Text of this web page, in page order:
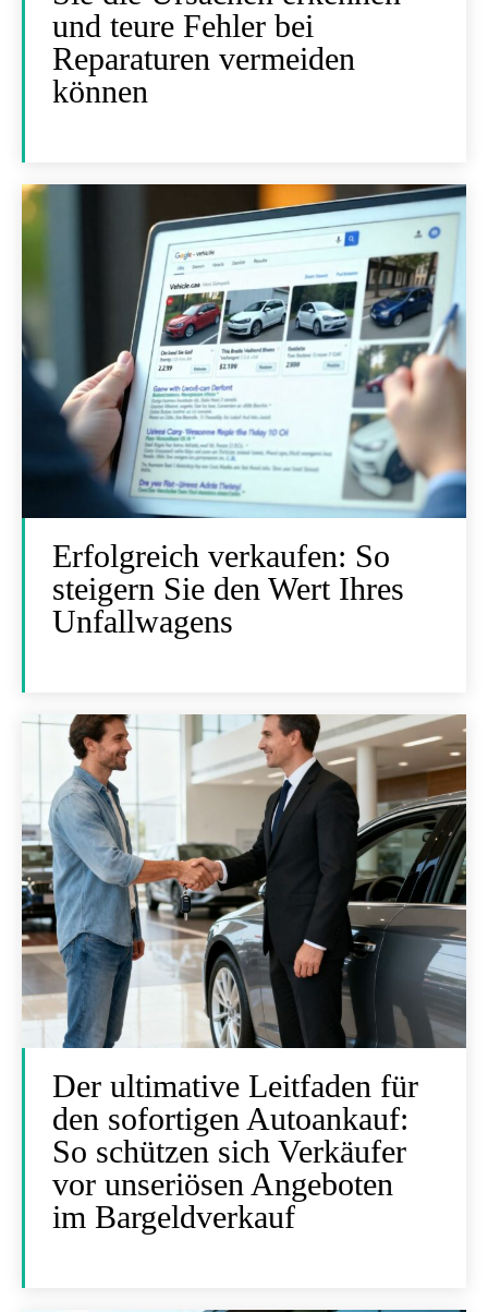
und teure Fehler bei
Reparaturen vermeiden
können
Erfolgreich verkaufen: So
steigern Sie den Wert Ihres
Unfallwagens
Der ultimative Leitfaden für
den sofortigen Autoankauf:
So schützen sich Verkäufer
vor unseriösen Angeboten
im Bargeldverkauf